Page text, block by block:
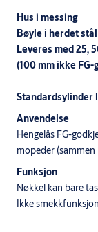
Hus i messing
Bøyle i herdet
Leveres med 25,
(100 mm ikke FG-
Standardsylinder
Anvendelse
Hengelås FG-
mopeder
Funksjon
Nøkkel kan bare
Ikke smekkfunksjon